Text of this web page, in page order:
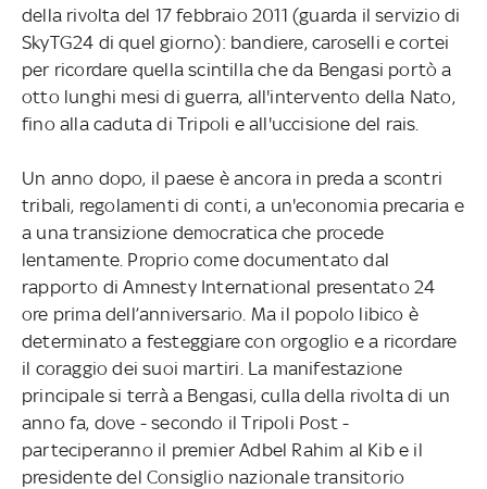
della rivolta del 17 febbraio 2011 (guarda il servizio di
SkyTG24 di quel giorno): bandiere, caroselli e cortei
per ricordare quella scintilla che da Bengasi portò a
otto lunghi mesi di guerra, all'intervento della Nato,
fino alla caduta di Tripoli e all'uccisione del rais.
Un anno dopo, il paese è ancora in preda a scontri
tribali, regolamenti di conti, a un'economia precaria e
a una transizione democratica che procede
lentamente. Proprio come documentato dal
rapporto di Amnesty International presentato 24
ore prima dell’anniversario. Ma il popolo libico è
determinato a festeggiare con orgoglio e a ricordare
il coraggio dei suoi martiri. La manifestazione
principale si terrà a Bengasi, culla della rivolta di un
anno fa, dove - secondo il Tripoli Post -
parteciperanno il premier Adbel Rahim al Kib e il
presidente del Consiglio nazionale transitorio